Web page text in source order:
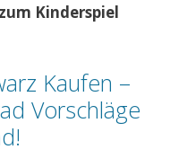
Kinderspiel
Kaufen –
Vorschläge